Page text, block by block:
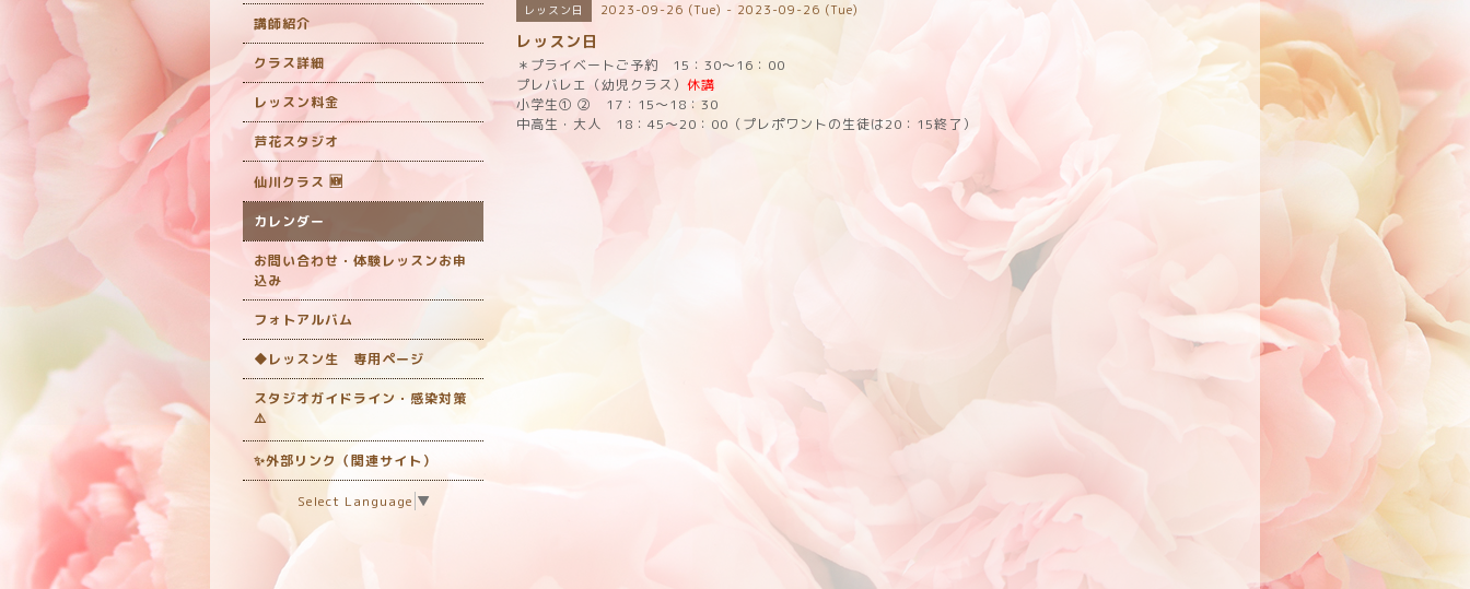
レッスン日 2023-09-26 (Tue) - 2023-09-26 (Tue)
レッスン日
＊プライベートご予約 15：30～16：00
プレバレエ（幼児クラス） 休講
小学生① ② 17：15～18：30
中高生・大人 18：45～20：00（プレポワントの生徒は20：15終了）
講師紹介
クラス詳細
レッスン料金
芦花スタジオ
仙川クラス 🆕
カレンダー
お問い合わせ・体験レッスンお申
込み
フォトアルバム
◆レッスン生 専用ページ
スタジオガイドライン・感染対策
‎⚠️
✨外部リンク（関連サイト）
Select Language ▼